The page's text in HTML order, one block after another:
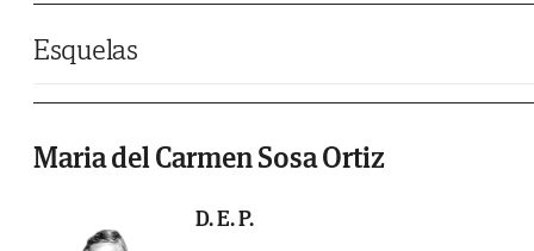
Esquelas
Maria del Carmen Sosa Ortiz
D. E. P.